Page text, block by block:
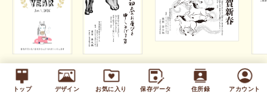
トップ デザイン お気に入り 保存データ 住所録 アカウント
キッズ ぜんぶ見る